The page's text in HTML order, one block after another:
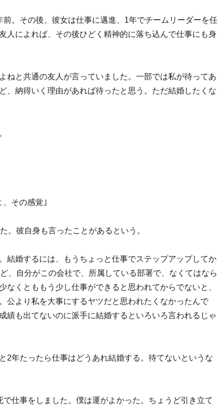
。その後、彼女は仕事に邁進、1年でチームリーダーを任
人によれば、その後ひどく精神的に落ち込んで仕事にも身
ねと共通の友人が言っていました。一部では私が待ってあ
、納得いく理由があれば待ったと思う。ただ結婚したくな
その感覚｣
。彼自身も言ったことがあるという。
結婚するには、もうちょっと仕事でステップアップしてか
、自分がこの会社で、所属している部署で、なくてはなら
なくとももう少し仕事ができると思われてからでないと、
公より私を大事にするヤツだと思われたくなかったんで
績も出てないのに派手に結婚するといろいろ言われるじゃ
2年たったら仕事はどうあれ結婚する。待てないというな
で仕事をしました。僕は運がよかった。ちょうど引き立て